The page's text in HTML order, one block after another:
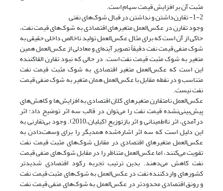
مثبت آن بر افزایش قیمت سهام است.
1-2- تقارن‌داشتن و نداشتن در قبال شوک‌های نفتی
وجود تقارن در عکس‌العمل متغیرهای اقتصادی به شوک‌های قیمت نفت،
حاکی از آن است که برای مثال عکس‌العمل تولید ناخالص داخلی حقیقی به
شوک منفی قیمت نفت دقیقاً تصویر آینه‌ای و معادلی از عکس‌العمل همین
متغیر به شوک مثبت قیمت نفت است. در حالی که نبود تقارن القا‌کننده
این است که عکس‌العمل متغیر اقتصادی به شوک مثبت قیمت نفت
متناسب و در نقطه مقابل با عکس‌العمل همان متغیر به شوک منفی قیمت
نفت نیست.
عکس‌العمل نامتقارن متغیرهای کلان اقتصادی به افزایش‌ها و کاهش‌های
پیش‌بینی‌نشده قیمت نفت را می‌توان در قالب سه اثر توضیح داد: اثر
درآمدی، اثر نااطمینانی و اثر بازتوزیع (کیلیان،2010). وجود بی‌تقارنی به
این دلیل است که سه اثر اشاره‌شده همدیگر را برای وسعت‌دادن به
عکس‌العمل متغیرهای اقتصادی در مقابل شوک‌های مثبت قیمت نفت
تقویت می‌کنند، اما عکس‌العمل متناظر را در مقابل شوک‌های منفی قیمت
نفت کاهش می‌دهند. بدین ترتیب تجربه رکود اقتصادی شدیدتر
کشورهای واردکننده نفت در عکس‌العمل به شوک‌های مثبت قیمت نفت
و رونق اقتصادی محدودتر در عکس‌العمل به شوک‌های منفی قیمت نفت